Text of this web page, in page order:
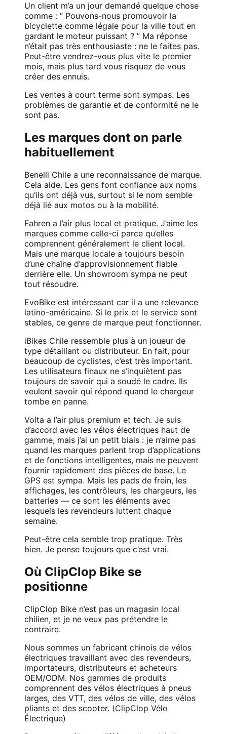
Un client m’a un jour demandé quelque chose
comme : “ Pouvons-nous promouvoir la
bicyclette comme légale pour la ville tout en
gardant le moteur puissant ? ” Ma réponse
n’était pas très enthousiaste : ne le faites pas.
Peut-être vendrez-vous plus vite le premier
mois, mais plus tard vous risquez de vous
créer des ennuis.
Les ventes à court terme sont sympas. Les
problèmes de garantie et de conformité ne le
sont pas.
Les marques dont on parle
habituellement
Benelli Chile a une reconnaissance de marque.
Cela aide. Les gens font confiance aux noms
qu’ils ont déjà vus, surtout si le nom semble
déjà lié aux motos ou à la mobilité.
Fahren a l’air plus local et pratique. J’aime les
marques comme celle-ci parce qu’elles
comprennent généralement le client local.
Mais une marque locale a toujours besoin
d’une chaîne d’approvisionnement fiable
derrière elle. Un showroom sympa ne peut
tout résoudre.
EvoBike est intéressant car il a une relevance
latino-américaine. Si le prix et le service sont
stables, ce genre de marque peut fonctionner.
iBikes Chile ressemble plus à un joueur de
type détaillant ou distributeur. En fait, pour
beaucoup de cyclistes, c’est très important.
Les utilisateurs finaux ne s’inquiètent pas
toujours de savoir qui a soudé le cadre. Ils
veulent savoir qui répond quand le chargeur
tombe en panne.
Volta a l’air plus premium et tech. Je suis
d’accord avec les vélos électriques haut de
gamme, mais j’ai un petit biais : je n’aime pas
quand les marques parlent trop d’applications
et de fonctions intelligentes, mais ne peuvent
fournir rapidement des pièces de base. Le
GPS est sympa. Mais les pads de frein, les
affichages, les contrôleurs, les chargeurs, les
batteries — ce sont les éléments avec
lesquels les revendeurs luttent chaque
semaine.
Peut-être cela semble trop pratique. Très
bien. Je pense toujours que c’est vrai.
Où ClipClop Bike se
positionne
ClipClop Bike n’est pas un magasin local
chilien, et je ne veux pas prétendre le
contraire.
Nous sommes un fabricant chinois de vélos
électriques travaillant avec des revendeurs,
importateurs, distributeurs et acheteurs
OEM/ODM. Nos gammes de produits
comprennent des vélos électriques à pneus
larges, des VTT, des vélos de ville, des vélos
pliants et des scooter. (ClipClop Vélo
Électrique)